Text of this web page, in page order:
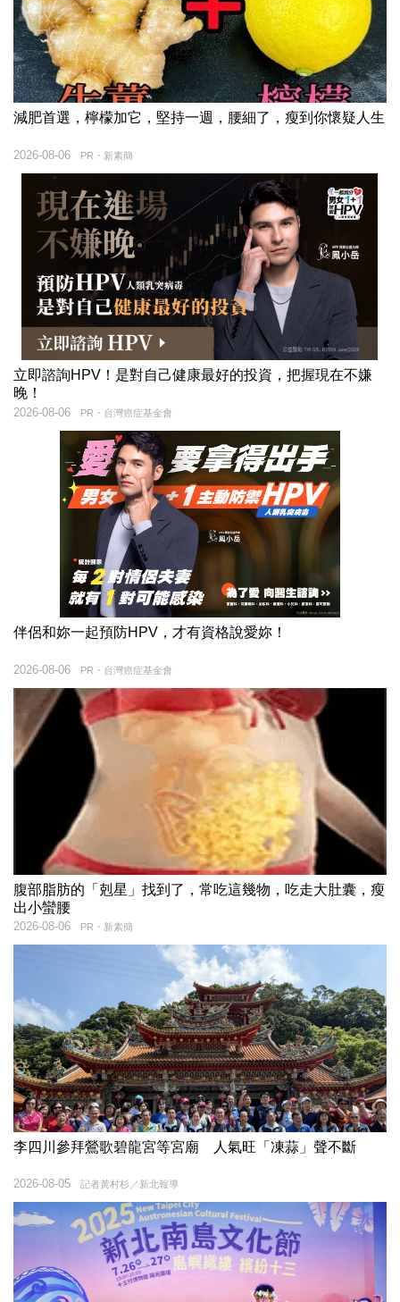
減肥首選，檸檬加它，堅持一週，腰細了，瘦到你懷疑人生
PR・新素簡
2026-08-06
立即諮詢HPV！是對自己健康最好的投資，把握現在不嫌
晚！
PR・台灣癌症基金會
2026-08-06
伴侶和妳一起預防HPV，才有資格說愛妳！
PR・台灣癌症基金會
2026-08-06
腹部脂肪的「剋星」找到了，常吃這幾物，吃走大肚囊，瘦
出小蠻腰
PR・新素簡
2026-08-06
李四川參拜鶯歌碧龍宮等宮廟 人氣旺「凍蒜」聲不斷
記者黃村杉／新北報導
2026-08-05